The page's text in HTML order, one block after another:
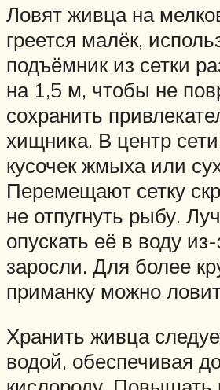
Ловят живца на
греется малёк,
подъёмник из сетки
на 1,5 м, чтобы не
сохранить
хищника. В центр
кусочек жмыха или
Перемещают сетку
не отпугнуть рыбу.
опускать её в воду из-
заросли. Для более
приманку можно
Хранить живца
водой, обеспечивая